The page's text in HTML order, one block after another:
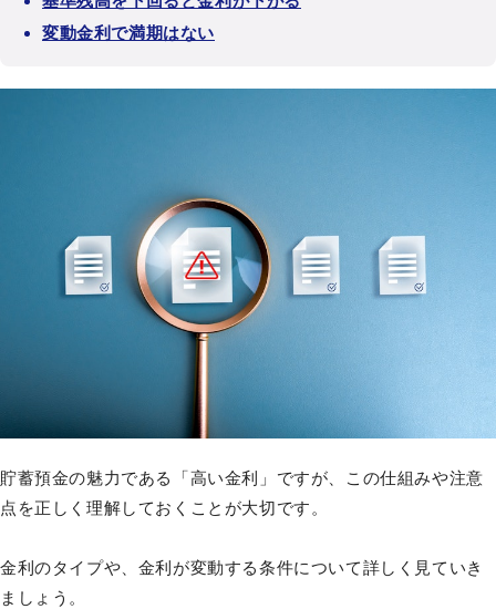
変動金利で満期はない
貯蓄預金の魅力である「高い金利」ですが、この仕組みや注意
点を正しく理解しておくことが大切です。
金利のタイプや、金利が変動する条件について詳しく見ていき
ましょう。